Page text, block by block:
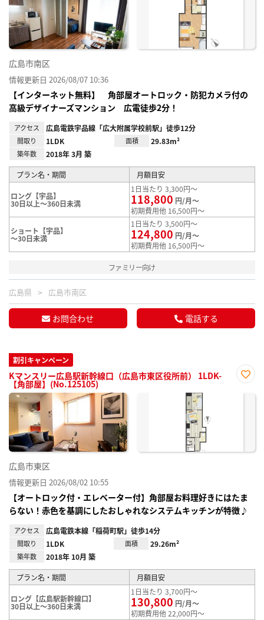
広島市南区
情報更新日 2026/08/07 10:36
【インターネット無料】 角部屋オートロック・防犯カメラ付の
高級デザイナーズマンション 広電徒歩2分！
アクセス 広島電鉄宇品線「広大附属学校前駅」徒歩12分
間取り 1LDK 面積 29.83m²
築年数 2018年 3月 築
プラン名・期間 月額目安
ロング【宇品】
30日以上～360日未満
1日当たり 3,300円～
118,800 円/月～
初期費用他 16,500円～
ショート【宇品】
～30日未満
1日当たり 3,500円～
124,800 円/月～
初期費用他 16,500円～
ファミリー向け
広島県 広島市南区
お問合わせ 電話する
割引キャンペーン
Kマンスリー広島駅新幹線口（広島市東区役所前） 1LDK-
【角部屋】(No.125105)
に入
広島市東区
情報更新日 2026/08/02 10:55
【オートロック付・エレベーター付】角部屋お料理好きにはたま
らない！赤色を基調にしたおしゃれなシステムキッチンが特徴♪
アクセス 広島電鉄本線「稲荷町駅」徒歩14分
間取り 1LDK 面積 29.26m²
築年数 2018年 10月 築
プラン名・期間 月額目安
ロング【広島駅新幹線口】
30日以上～360日未満
1日当たり 3,700円～
130,800 円/月～
初期費用他 22,000円～